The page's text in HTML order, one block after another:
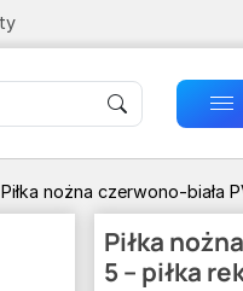
Piłka nożna czerwono-biała
Piłka
5 – piłka